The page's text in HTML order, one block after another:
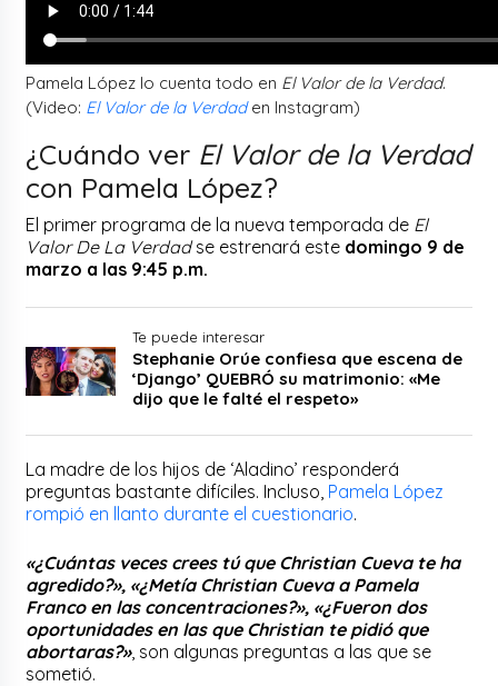
Pamela López lo cuenta todo en El Valor de la Verdad.
(Video: El Valor de la Verdaden Instagram)
¿Cuándo ver El Valor de la Verdad
con Pamela López?
El primer programa de la nueva temporada de El
Valor De La Verdadse estrenará este domingo 9 de
marzo a las 9:45 p.m.
Te puede interesar
Stephanie Orúe confiesa que escena de
‘Django’ QUEBRÓ su matrimonio: «Me
dijo que le falté el respeto»
La madre de los hijos de ‘Aladino’ responderá
preguntas bastante difíciles. Incluso, Pamela López
rompió en llanto durante el cuestionario.
«¿Cuántas veces crees tú que Christian Cueva te ha
agredido?», «¿Metía Christian Cueva a Pamela
Franco en las concentraciones?», «¿Fueron dos
oportunidades en las que Christian te pidió que
abortaras?», son algunas preguntas a las que se
sometió.